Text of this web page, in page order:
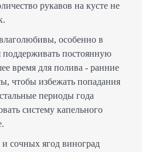
рукавов на кусте не
особенно в
поддерживать постоянную
время для полива - ранние
чтобы избежать попадания
периоды года
систему капельного
сочных ягод виноград